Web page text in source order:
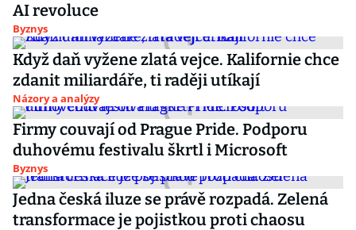
AI revoluce
Byznys
Když daň vyžene zlatá vejce. Kalifornie chce
zdanit miliardáře, ti raději utíkají
Názory a analýzy
Firmy couvají od Prague Pride. Podporu
duhovému festivalu škrtl i Microsoft
Byznys
Jedna česká iluze se právě rozpadá. Zelená
transformace je pojistkou proti chaosu